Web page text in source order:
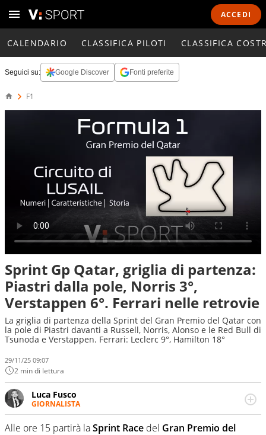
ACCEDI
CALENDARIO CLASSIFICA PILOTI CLASSIFICA
Seguici su: Google Discover Fonti preferite
F1
Sprint Gp Qatar, griglia di partenza:
Piastri dalla pole, Norris 3°,
Verstappen 6°. Ferrari nelle retrovie
La griglia di partenza della Sprint del Gran Premio del Qatar con
la pole di Piastri davanti a Russell, Norris, Alonso e le Red Bull di
Tsunoda e Verstappen. Ferrari: Leclerc 9°, Hamilton 18°
29/11/25 09:07
2 min di lettura
Luca Fusco
GIORNALISTA
Giornalista multimediale. Quando si accendono i motori,
lui sgasa, impenna, derapa. E spesso e volentieri finisce
Alle ore 15 partirà laSprint Race del Gran Premio del